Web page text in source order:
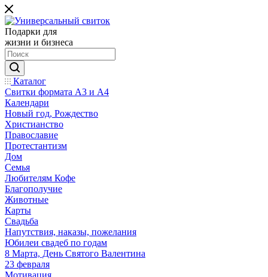
Подарки для
жизни и бизнеса
Каталог
Свитки формата А3 и А4
Календари
Новый год, Рождество
Христианство
Православие
Протестантизм
Дом
Семья
Любителям Кофе
Благополучие
Животные
Карты
Свадьба
Напутствия, наказы, пожелания
Юбилеи свадеб по годам
8 Марта, День Святого Валентина
23 февраля
Мотивация